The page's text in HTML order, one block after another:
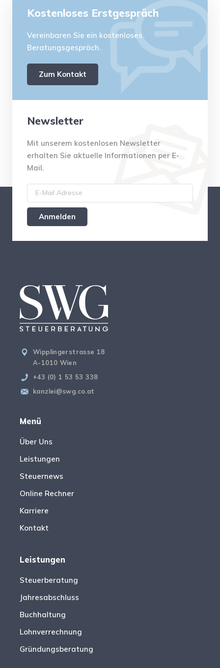
Kostenloses Erstgespräch
Vereinbaren Sie ein kostenloses
Beratungsgespräch.
Zum Kontakt
Newsletter
Mit unserem kostenlosen Newsletter
erhalten Sie aktuelle Informationen per E-
Mail.
Wipplingerstrasse 18
A-1010 Wien
+43 (0) 1 53 53 338
kanzlei@swg.co.at
Menü
Über Uns
Leistungen
Steuernews
Online Rechner
Karriere
Kontakt
Leistungen
Steuerberatung
Jahresabschluss
Buchhaltung
Lohnverrechnung
Gründungsberatung